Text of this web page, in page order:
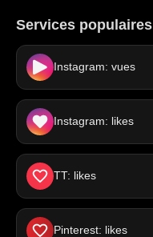
Services populaires
Instagram: vues
Instagram: likes
TT: likes
Pinterest: likes